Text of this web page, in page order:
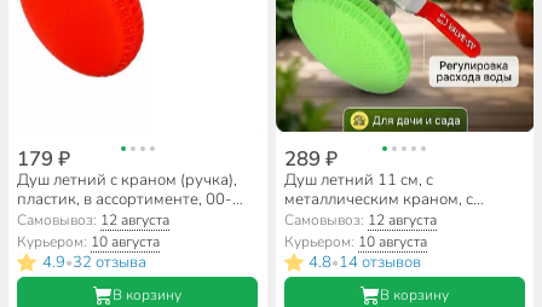
179 ₽
Душ летний с краном (ручка),
пластик, в ассортименте, 00-
00000297
Самовывоз: 12 августа
Курьером: 10 августа
4.9•32 отзыва
В корзину
289 ₽
Душ летний 11 см, с
металлическим краном, с
лейкой
Самовывоз: 12 августа
Курьером: 10 августа
4.8•14 отзывов
В корзину